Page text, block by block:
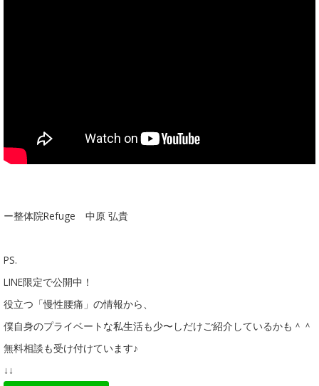
ー整体院Refuge 中原 弘貴
PS.
LINE限定で公開中！
役立つ「慢性腰痛」の情報から、
僕自身のプライベートな私生活も少〜しだけご紹介しているかも＾＾
無料相談も受け付けています♪
↓↓